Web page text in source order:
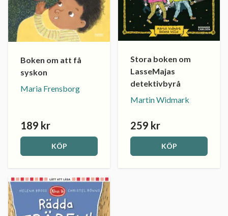
Boken om att få
syskon
Maria Frensborg
189 kr
KÖP
Stora boken om
LasseMajas
detektivbyrå
Martin Widmark
259 kr
KÖP